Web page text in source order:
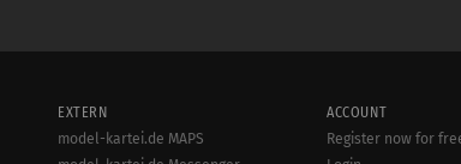
EXTERN
model-kartei.de MAPS
ACCOUNT
Register now for